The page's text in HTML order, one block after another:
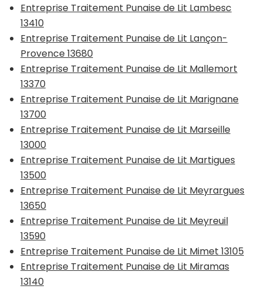
Entreprise Traitement Punaise de Lit Lambesc
13410
Entreprise Traitement Punaise de Lit Lançon-
Provence 13680
Entreprise Traitement Punaise de Lit Mallemort
13370
Entreprise Traitement Punaise de Lit Marignane
13700
Entreprise Traitement Punaise de Lit Marseille
13000
Entreprise Traitement Punaise de Lit Martigues
13500
Entreprise Traitement Punaise de Lit Meyrargues
13650
Entreprise Traitement Punaise de Lit Meyreuil
13590
Entreprise Traitement Punaise de Lit Mimet 13105
Entreprise Traitement Punaise de Lit Miramas
13140